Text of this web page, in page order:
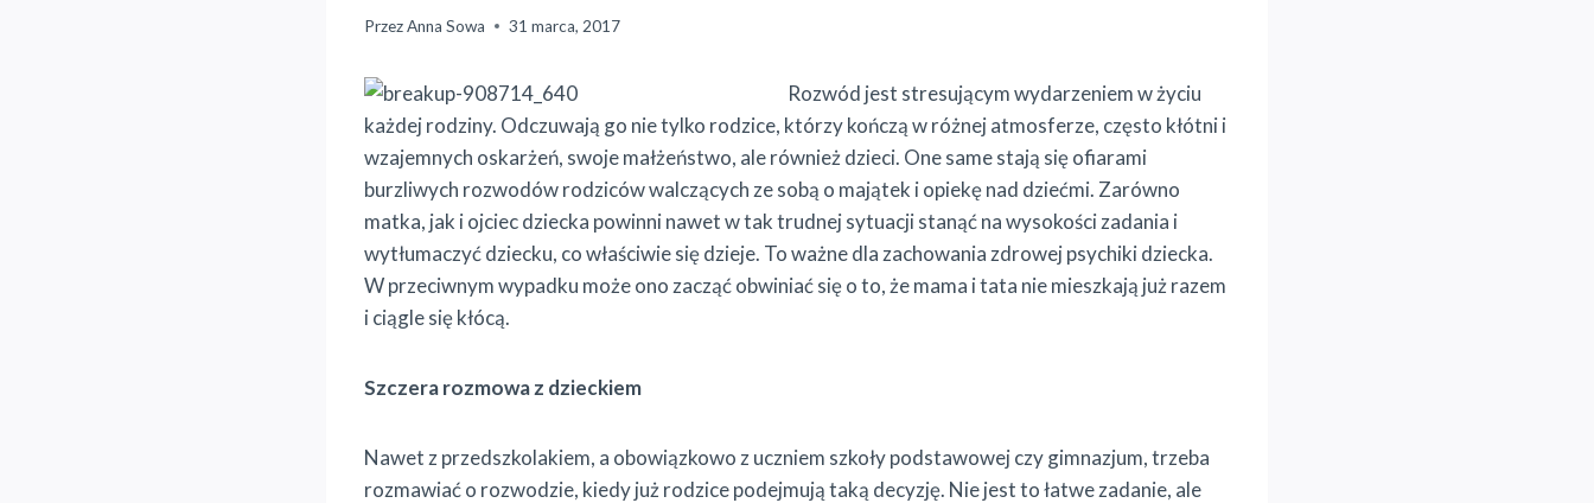
PrzezAnna Sowa 31 marca, 2017
Rozwód jest stresującym wydarzeniem w życiu
każdej rodziny. Odczuwają go nie tylko rodzice, którzy kończą w różnej atmosferze, często kłótni i
wzajemnych oskarżeń, swoje małżeństwo, ale również dzieci. One same stają się ofiarami
burzliwych rozwodów rodziców walczących ze sobą o majątek i opiekę nad dziećmi. Zarówno
matka, jak i ojciec dziecka powinni nawet w tak trudnej sytuacji stanąć na wysokości zadania i
wytłumaczyć dziecku, co właściwie się dzieje. To ważne dla zachowania zdrowej psychiki dziecka.
W przeciwnym wypadku może ono zacząć obwiniać się o to, że mama i tata nie mieszkają już razem
i ciągle się kłócą.
Szczera rozmowa z dzieckiem
Nawet z przedszkolakiem, a obowiązkowo z uczniem szkoły podstawowej czy gimnazjum, trzeba
rozmawiać o rozwodzie, kiedy już rodzice podejmują taką decyzję. Nie jest to łatwe zadanie, ale